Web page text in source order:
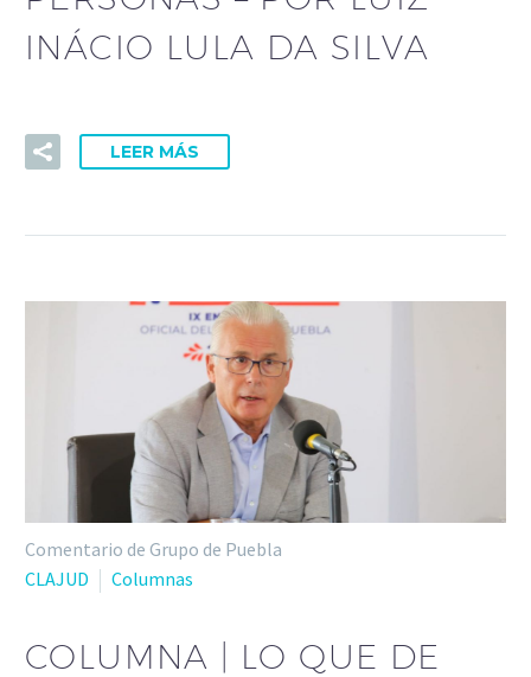
INÁCIO LULA DA SILVA
LEER MÁS
Comentario de Grupo de Puebla
CLAJUD
Columnas
COLUMNA | LO QUE DE